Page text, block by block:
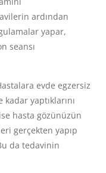
ardından
yapar,
seansı
evde egzersiz
yaptıklarını
hasta gözünüzün
gerçekten yapıp
da tedavinin